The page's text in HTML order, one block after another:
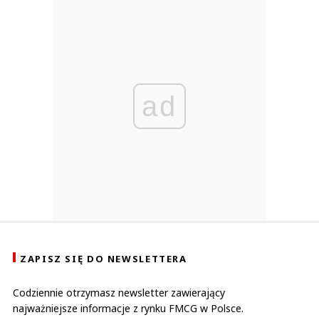
ad
ZAPISZ SIĘ DO NEWSLETTERA
Codziennie otrzymasz newsletter zawierający
najważniejsze informacje z rynku FMCG w Polsce.